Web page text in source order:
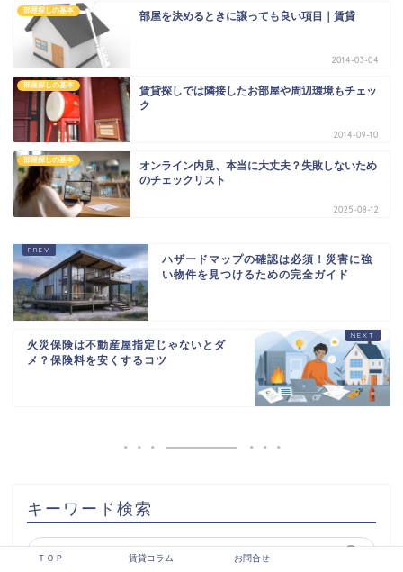
部屋探しの基本 部屋を決めるときに譲っても良い項目｜賃貸
2014-03-04
部屋探しの基本
賃貸探しでは隣接したお部屋や周辺環境もチェッ
ク
2014-09-10
部屋探しの基本
オンライン内見、本当に大丈夫？失敗しないため
のチェックリスト
2025-08-12
ハザードマップの確認は必須！災害に強
い物件を見つけるための完全ガイド
火災保険は不動産屋指定じゃないとダ
メ？保険料を安くするコツ
キーワード検索
ＴＯＰ 賃貸コラム お問合せ